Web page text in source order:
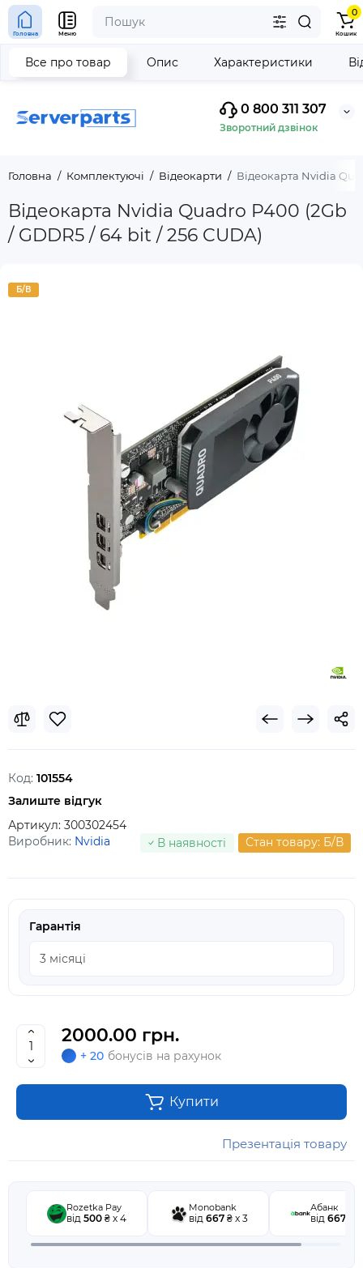
0 800 311 307
Зворотний дзвінок
Головна Меню
0
Кошик
Головна Комплектуючі Відеокарти Відеокарта Nvidia
Відеокарта Nvidia Quadro P400 (2Gb
/ GDDR5 / 64 bit / 256 CUDA)
Все про товар Опис Характеристики
Б/В
Код: 101554
Залиште відгук
Артикул: 300302454
Виробник: Nvidia В наявності Стан товару: Б/В
Гарантія
2000.00 грн.
+ 20 бонусів на рахунок
Купити
Презентація товару
Rozetka Pay
від 500 ₴ x 4
Monobank
від 667₴ x 3
Абанк
від 667